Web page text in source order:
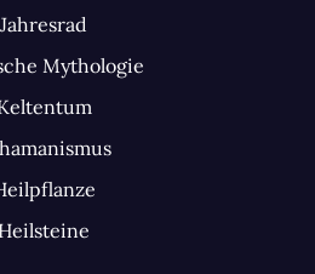
Jahresrad
Mythologie
Heilsteine